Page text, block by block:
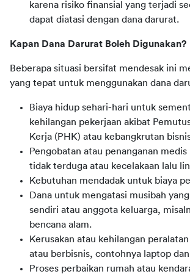
karena risiko finansial yang terjadi
dapat diatasi dengan dana darurat.
Kapan Dana Darurat Boleh Digunakan?
Beberapa situasi bersifat mendesak ini
yang tepat untuk menggunakan dana
Biaya hidup sehari-hari untuk
kehilangan pekerjaan akibat
Kerja (PHK) atau kebangkrutan
Pengobatan atau penanganan
tidak terduga atau kecelakaan lalu
Kebutuhan mendadak untuk biaya
Dana untuk mengatasi musibah
sendiri atau anggota keluarga,
bencana alam.
Kerusakan atau kehilangan
atau berbisnis, contohnya laptop dan
Proses perbaikan rumah atau